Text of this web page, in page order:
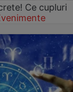
Ce cupluri